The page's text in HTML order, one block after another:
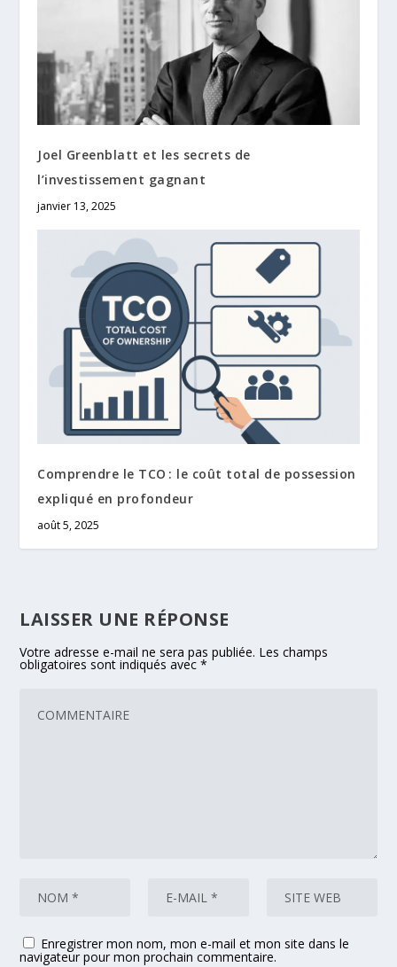
Joel Greenblatt et les secrets de
l’investissement gagnant
janvier 13, 2025
Comprendre le TCO : le coût total de possession
expliqué en profondeur
août 5, 2025
LAISSER UNE RÉPONSE
Votre adresse e-mail ne sera pas publiée. Les champs
obligatoires sont indiqués avec*
Enregistrer mon nom, mon e-mail et mon site dans le
navigateur pour mon prochain commentaire.